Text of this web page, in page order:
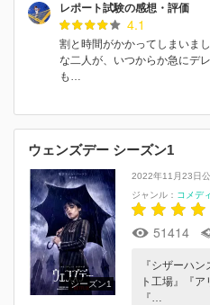
レポート試験の感想・評価
4.1
割と時間がかかってしまいま
な二人が、いつからか急にデ
も…
ウェンズデー シーズン1
シーズン1
2022年11月23日
ジャンル： コメディ
51414
『シザーハ
ト工場』『ア
『…